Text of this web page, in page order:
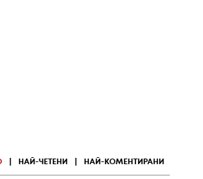
НАЙ-ЧЕТЕНИ НАЙ-КОМЕНТИРАНИ